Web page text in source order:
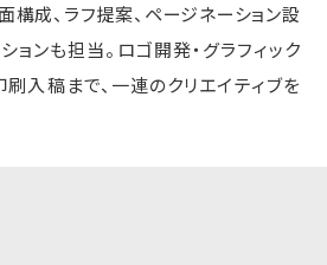
構成、ラフ提案、ページネーション設
ョンも担当。ロゴ開発・グラフィック
刷入稿まで、一連のクリエイティブを